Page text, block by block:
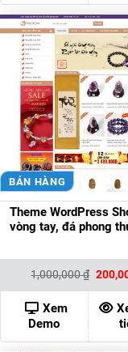
BÁN HÀNG
Theme WordPress
vòng tay, đá phong
1,000,000₫ Giá
gốc
là:
Xem
Demo